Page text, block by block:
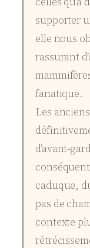
supporter
elle nous
rassurant
fanatique.
Les
d’avant-
caduque,
pas de
contexte